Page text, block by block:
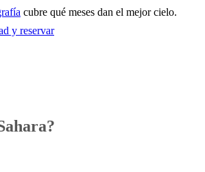
cubre qué meses dan el mejor cielo.
y reservar